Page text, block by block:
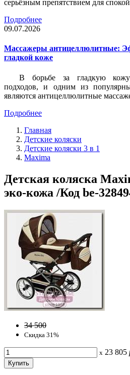
серьёзным препятствием для
Подробнее
09.07.2026
Массажеры антицеллюлитные:
гладкой коже
В борьбе за гладкую кожу
подходов, и одним из
являются антицеллюлитные
Подробнее
Главная
Детские коляски
Детские коляски 3 в 1
Maxima
Детская коляска
эко-кожа /Код be-
34 500
Скидка 31%
x 23 805